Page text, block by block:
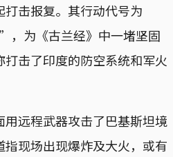
击报复。其行动代号为
为《古兰经》中一堵坚固
击了印度的防空系统和军火
远程武器攻击了巴基斯坦境
现场出现爆炸及大火，或有